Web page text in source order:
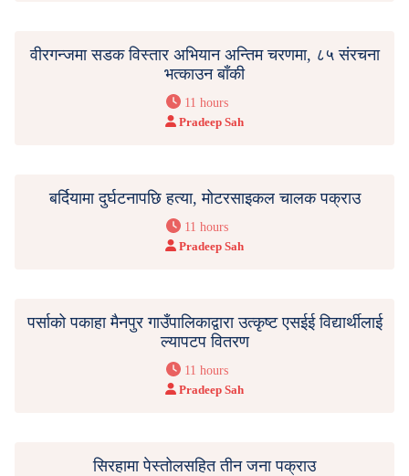
वीरगन्जमा सडक विस्तार अभियान अन्तिम चरणमा, ८५ संरचना
भत्काउन बाँकी
11 hours
Pradeep Sah
बर्दियामा दुर्घटनापछि हत्या, मोटरसाइकल चालक पक्राउ
11 hours
Pradeep Sah
पर्साको पकाहा मैनपुर गाउँपालिकाद्वारा उत्कृष्ट एसईई विद्यार्थीलाई
ल्यापटप वितरण
11 hours
Pradeep Sah
सिरहामा पेस्तोलसहित तीन जना पक्राउ